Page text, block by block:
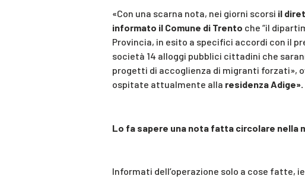
«Con una scarna nota, nei giorni scorsi il
informato il Comune di Trento che “il
Provincia, in esito a specifici accordi con il
società 14 alloggi pubblici cittadini che
progetti di accoglienza di migranti forzati»,
ospitate attualmente alla residenza Adige».
Lo fa sapere una nota fatta circolare nella
Informati dell’operazione solo a cose fatte,